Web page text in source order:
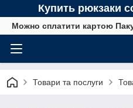
Купить рюкзаки
Можно сплатити картою
Товари та послуги